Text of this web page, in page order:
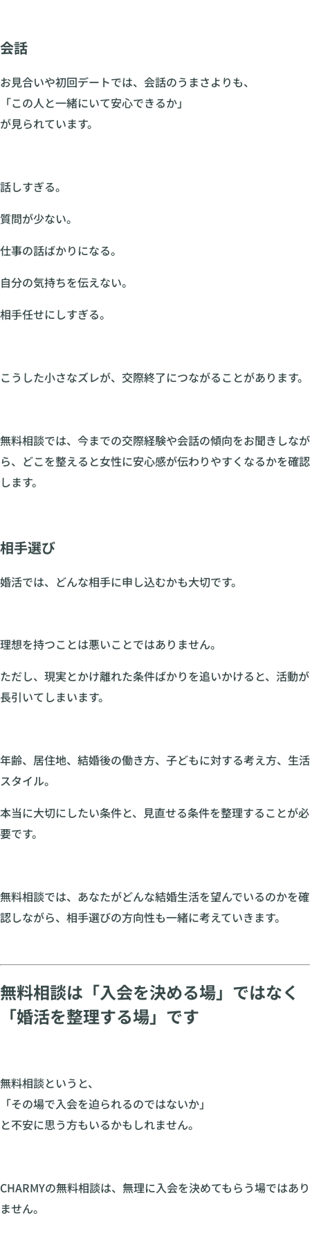
会話
お見合いや初回デートでは、会話のうまさよりも、
「この人と一緒にいて安心できるか」
が見られています。
話しすぎる。
質問が少ない。
仕事の話ばかりになる。
自分の気持ちを伝えない。
相手任せにしすぎる。
こうした小さなズレが、交際終了につながることがあります。
無料相談では、今までの交際経験や会話の傾向をお聞きしなが
ら、どこを整えると女性に安心感が伝わりやすくなるかを確認
します。
相手選び
婚活では、どんな相手に申し込むかも大切です。
理想を持つことは悪いことではありません。
ただし、現実とかけ離れた条件ばかりを追いかけると、活動が
長引いてしまいます。
年齢、居住地、結婚後の働き方、子どもに対する考え方、生活
スタイル。
本当に大切にしたい条件と、見直せる条件を整理することが必
要です。
無料相談では、あなたがどんな結婚生活を望んでいるのかを確
認しながら、相手選びの方向性も一緒に考えていきます。
無料相談は「入会を決める場」ではなく
「婚活を整理する場」です
無料相談というと、
「その場で入会を迫られるのではないか」
と不安に思う方もいるかもしれません。
CHARMYの無料相談は、無理に入会を決めてもらう場ではあり
ません。